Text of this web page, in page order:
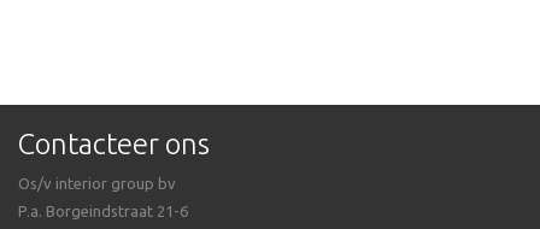
Contacteer ons
Os/v interior group bv
P.a. Borgeindstraat 21-6